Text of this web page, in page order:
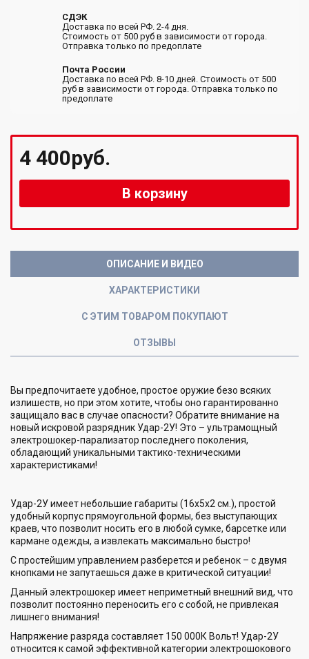
СДЭК
Доставка по всей РФ. 2-4 дня.
Стоимость от 500 руб в зависимости от города.
Отправка только по предоплате
Почта России
Доставка по всей РФ. 8-10 дней. Стоимость от 500
руб в зависимости от города. Отправка только по
предоплате
4 400руб.
В корзину
ОПИСАНИЕ И ВИДЕО
ХАРАКТЕРИСТИКИ
С ЭТИМ ТОВАРОМ ПОКУПАЮТ
ОТЗЫВЫ
Вы предпочитаете удобное, простое оружие безо всяких
излишеств, но при этом хотите, чтобы оно гарантированно
защищало вас в случае опасности? Обратите внимание на
новый искровой разрядник Удар-2У! Это – ультрамощный
электрошокер-парализатор последнего поколения,
обладающий уникальными тактико-техническими
характеристиками!
Удар-2У имеет небольшие габариты (16х5х2 см.), простой
удобный корпус прямоугольной формы, без выступающих
краев, что позволит носить его в любой сумке, барсетке или
кармане одежды, а извлекать максимально быстро!
С простейшим управлением разберется и ребенок – с двумя
кнопками не запутаешься даже в критической ситуации!
Данный электрошокер имеет неприметный внешний вид, что
позволит постоянно переносить его с собой, не привлекая
лишнего внимания!
Напряжение разряда составляет 150 000К Вольт! Удар-2У
относится к самой эффективной категории электрошокового